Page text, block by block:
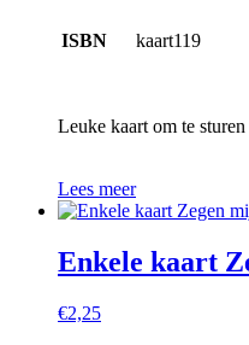
ISBN kaart119
Leuke kaart om te
Lees meer
Enkele kaart
€2,25